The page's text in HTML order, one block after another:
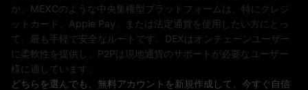
か。MEXCのような中央集権型プラットフォームは、特にクレジ
ットカード、Apple Pay、または法定通貨を使用したい方にとっ
て、最も手軽で安全なルートです。DEXはオンチェーンユーザー
に柔軟性を提供し、P2Pは現地通貨のサポートが必要なユーザー
様に適しています。
どちらを選んでも、無料アカウントを新規作成して、今すぐ自信